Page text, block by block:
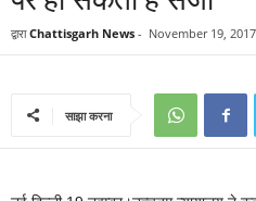
द्वारा Chattisgarh News - November 19, 2017
साझा करना